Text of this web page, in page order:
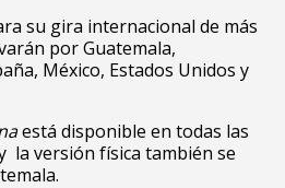
su gira internacional de más
por Guatemala,
México, Estados Unidos y
está disponible en todas las
la versión física también se